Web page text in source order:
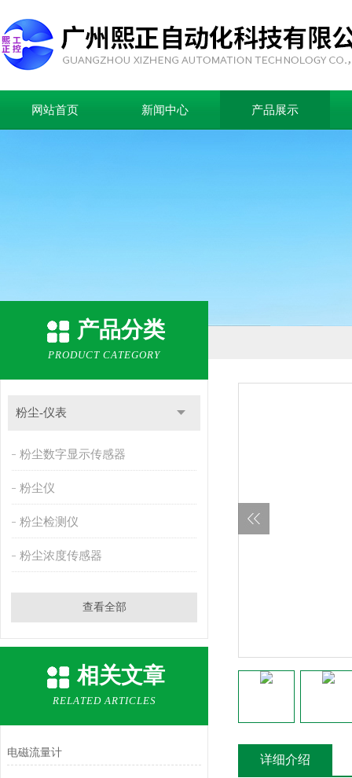
网站首页 新闻中心 产品展示
产品分类
PRODUCT CATEGORY
粉尘-仪表
粉尘数字显示传感器
粉尘仪
粉尘检测仪
粉尘浓度传感器
查看全部
相关文章
RELATED ARTICLES
电磁流量计
详细介绍